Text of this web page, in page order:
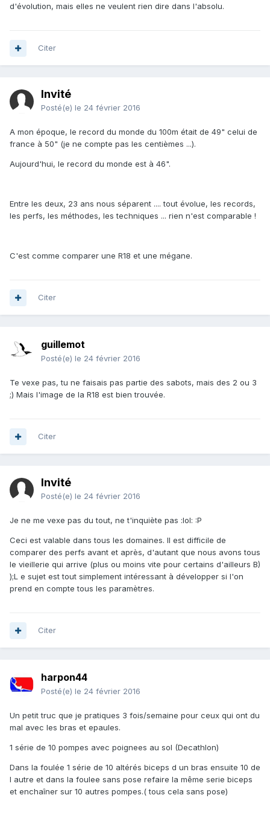
d'évolution, mais elles ne veulent rien dire dans l'absolu.
Citer
Invité
Posté(e) le 24 février 2016
A mon époque, le record du monde du 100m était de 49" celui de
france à 50" (je ne compte pas les centièmes ...).
Aujourd'hui, le record du monde est à 46".
Entre les deux, 23 ans nous séparent .... tout évolue, les records,
les perfs, les méthodes, les techniques ... rien n'est comparable !
C'est comme comparer une R18 et une mégane.
Citer
guillemot
Posté(e) le 24 février 2016
Te vexe pas, tu ne faisais pas partie des sabots, mais des 2 ou 3
;) Mais l'image de la R18 est bien trouvée.
Citer
Invité
Posté(e) le 24 février 2016
Je ne me vexe pas du tout, ne t'inquiète pas :lol: :P
Ceci est valable dans tous les domaines. Il est difficile de
comparer des perfs avant et après, d'autant que nous avons tous
le vieillerie qui arrive (plus ou moins vite pour certains d'ailleurs B)
);L e sujet est tout simplement intéressant à développer si l'on
prend en compte tous les paramètres.
Citer
harpon44
Posté(e) le 24 février 2016
Un petit truc que je pratiques 3 fois/semaine pour ceux qui ont du
mal avec les bras et epaules.
1 série de 10 pompes avec poignees au sol (Decathlon)
Dans la foulée 1 série de 10 altérés biceps d un bras ensuite 10 de
l autre et dans la foulee sans pose refaire la même serie biceps
et enchaîner sur 10 autres pompes.( tous cela sans pose)